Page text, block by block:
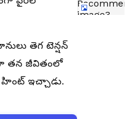
తెగ టెన్షన్
తన జీవితంలో
ఇచ్చాడు.